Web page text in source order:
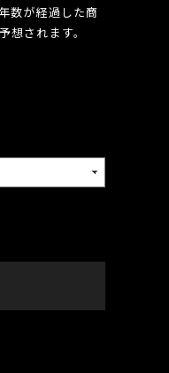
数が経過した商
想されます。